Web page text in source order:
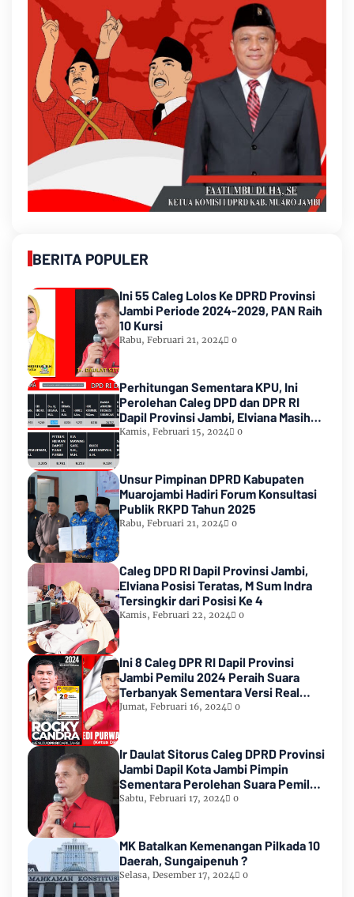
BERITA POPULER
Ini 55 Caleg Lolos Ke DPRD Provinsi
Jambi Periode 2024-2029, PAN Raih
10 Kursi
Rabu, Februari 21, 2024 0
Perhitungan Sementara KPU, Ini
Perolehan Caleg DPD dan DPR RI
Dapil Provinsi Jambi, Elviana Masih
Urutan Kedua Teratas
Kamis, Februari 15, 2024 0
Unsur Pimpinan DPRD Kabupaten
Muarojambi Hadiri Forum Konsultasi
Publik RKPD Tahun 2025
Rabu, Februari 21, 2024 0
Caleg DPD RI Dapil Provinsi Jambi,
Elviana Posisi Teratas, M Sum Indra
Tersingkir dari Posisi Ke 4
Kamis, Februari 22, 2024 0
Ini 8 Caleg DPR RI Dapil Provinsi
Jambi Pemilu 2024 Peraih Suara
Terbanyak Sementara Versi Real
Count KPU RI
Jumat, Februari 16, 2024 0
Ir Daulat Sitorus Caleg DPRD Provinsi
Jambi Dapil Kota Jambi Pimpin
Sementara Perolehan Suara Pemilu
2024
Sabtu, Februari 17, 2024 0
MK Batalkan Kemenangan Pilkada 10
Daerah, Sungaipenuh ?
Selasa, Desember 17, 2024 0